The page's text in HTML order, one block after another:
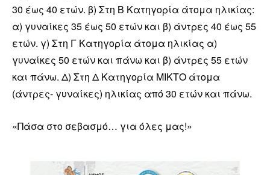
30 έως 40 ετών. β) Στη Β Κατηγορία άτομα ηλικίας:
α) γυναίκες 35 έως 50 ετών και β) άντρες 40 έως 55
ετών. γ) Στη Γ Κατηγορία άτομα ηλικίας α)
γυναίκες 50 ετών και πάνω και β) άντρες 55 ετών
και πάνω. Δ) Στη Δ Κατηγορία ΜΙΚΤΟ άτομα
(άντρες- γυναίκες) ηλικίας από 30 ετών και πάνω.
«Πάσα στο σεβασμό… για όλες μας!»